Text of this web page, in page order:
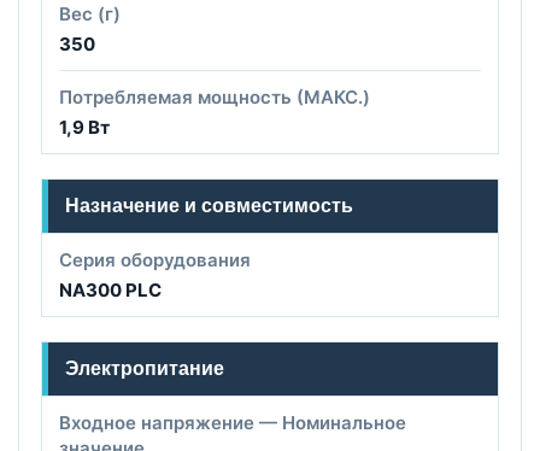
Вес (г)
350
Потребляемая мощность (МАКС.)
1,9 Вт
Назначение и совместимость
Серия оборудования
NA300 PLC
Электропитание
Входное напряжение — Номинальное